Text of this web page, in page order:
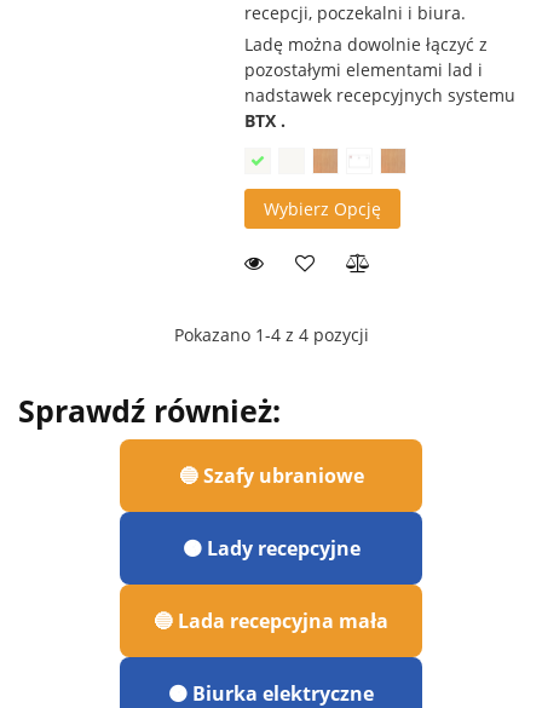
recepcji, poczekalni i biura.
Ladę można dowolnie łączyć z
pozostałymi elementami lad i
nadstawek recepcyjnych systemu
BTX .
Wybierz Opcję
Pokazano 1-4 z 4 pozycji
Sprawdź również:
🔵 Szafy ubraniowe
🟠 Lady recepcyjne
🔵 Lada recepcyjna mała
🟠 Biurka elektryczne